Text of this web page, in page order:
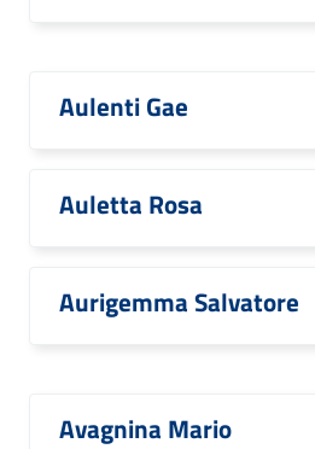
Aulenti Gae
Auletta Rosa
Aurigemma Salvatore
Avagnina Mario